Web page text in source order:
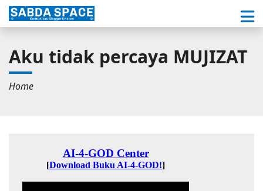
Aku tidak percaya MUJIZAT
Home